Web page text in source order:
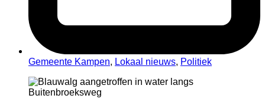
Gemeente Kampen, Lokaal nieuws, Politiek